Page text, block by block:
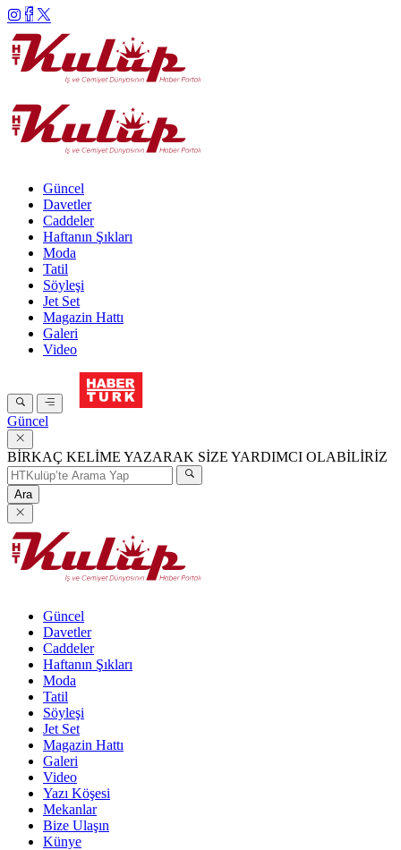
Güncel
Davetler
Caddeler
Haftanın Şıkları
Moda
Tatil
Söyleşi
Jet Set
Magazin Hattı
Galeri
Video
Güncel
BİRKAÇ KELİME YAZARAK SİZE YARDIMCI OLABİLİRİZ
Ara
Güncel
Davetler
Caddeler
Haftanın Şıkları
Moda
Tatil
Söyleşi
Jet Set
Magazin Hattı
Galeri
Video
Yazı Köşesi
Mekanlar
Bize Ulaşın
Künye